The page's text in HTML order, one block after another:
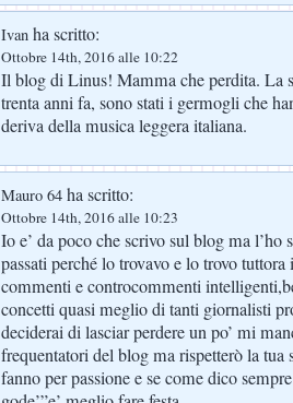
Ivan ha scritto:
Ottobre 14th, 2016 alle 10:22
Il blog di Linus! Mamma che perdita. La
trenta anni fa, sono stati i germogli che
deriva della musica leggera italiana.
Mauro 64 ha scritto:
Ottobre 14th, 2016 alle 10:23
Io e’ da poco che scrivo sul blog ma l’ho
passati perché lo trovavo e lo trovo tuttora
commenti e controcommenti
concetti quasi meglio di tanti giornalisti
deciderai di lasciar perdere un po’ mi
frequentatori del blog ma rispetterò la tua
fanno per passione e se come dico